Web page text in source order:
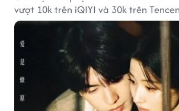
vượt 10k trên iQIYI và 30k trên